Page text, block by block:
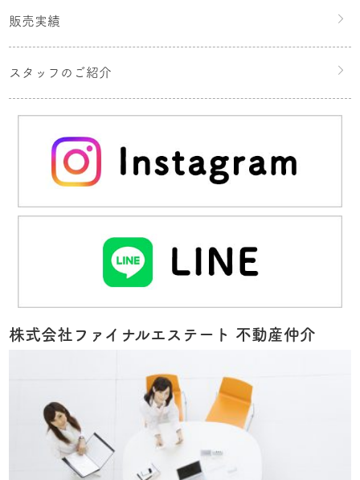
販売実績
スタッフのご紹介
株式会社ファイナルエステート 不動産仲介